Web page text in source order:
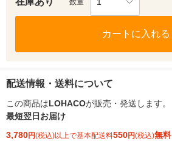
数量
カートに入れる
配送情報・送料について
この商品はLOHACOが販売・発送します。
最短翌日お届け
3,780円(税込)以上で基本配送料550円(税込)無料